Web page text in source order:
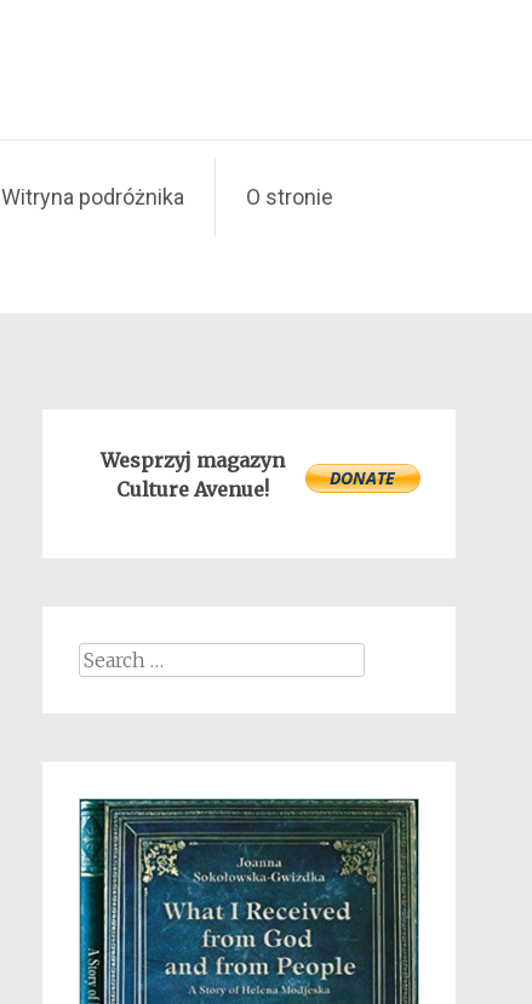
Witryna podróżnika O stronie
Wesprzyj magazyn
Culture Avenue!
Search